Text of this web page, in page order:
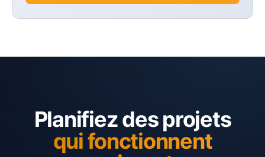
Planifiez des projets
qui fonctionnent